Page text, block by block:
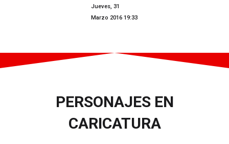
Jueves, 31
Marzo 2016 19:33
PERSONAJES EN
CARICATURA